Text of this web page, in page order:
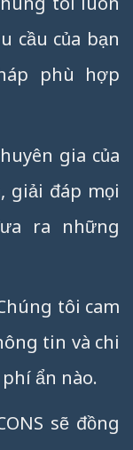
cầu của bạn
phù hợp
gia của
giải đáp mọi
ra những
tôi cam
tin và chi
ẩn nào.
sẽ đồng